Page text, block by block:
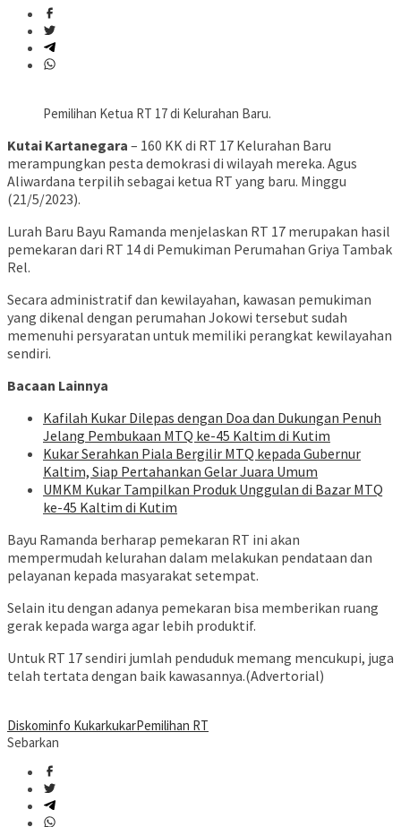
Pemilihan Ketua RT 17 di Kelurahan Baru.
Kutai Kartanegara – 160 KK di RT 17 Kelurahan Baru
merampungkan pesta demokrasi di wilayah mereka. Agus
Aliwardana terpilih sebagai ketua RT yang baru. Minggu
(21/5/2023).
Lurah Baru Bayu Ramanda menjelaskan RT 17 merupakan hasil
pemekaran dari RT 14 di Pemukiman Perumahan Griya Tambak
Rel.
Secara administratif dan kewilayahan, kawasan pemukiman
yang dikenal dengan perumahan Jokowi tersebut sudah
memenuhi persyaratan untuk memiliki perangkat kewilayahan
sendiri.
Bacaan Lainnya
Kafilah Kukar Dilepas dengan Doa dan Dukungan Penuh
Jelang Pembukaan MTQ ke-45 Kaltim di Kutim
Kukar Serahkan Piala Bergilir MTQ kepada Gubernur
Kaltim, Siap Pertahankan Gelar Juara Umum
UMKM Kukar Tampilkan Produk Unggulan di Bazar MTQ
ke-45 Kaltim di Kutim
Bayu Ramanda berharap pemekaran RT ini akan
mempermudah kelurahan dalam melakukan pendataan dan
pelayanan kepada masyarakat setempat.
Selain itu dengan adanya pemekaran bisa memberikan ruang
gerak kepada warga agar lebih produktif.
Untuk RT 17 sendiri jumlah penduduk memang mencukupi, juga
telah tertata dengan baik kawasannya.(Advertorial)
Diskominfo KukarkukarPemilihan RT
Sebarkan